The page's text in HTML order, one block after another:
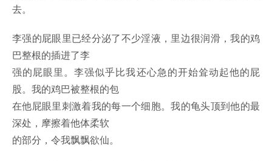
去。
李强的屁眼里已经分泌了不少淫液，里边很润滑，我的鸡
巴整根的插进了李
强的屁眼里。李强似乎比我还心急的开始耸动起他的屁
股。我的鸡巴被整根的包
在他屁眼里刺激着我的每一个细胞。我的龟头顶到他的最
深处，摩擦着他体柔软
的部分，令我飘飘欲仙。